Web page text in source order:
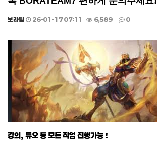
보라팀 26-01-17 07:11 6,589 0
강의, 듀오 등 모든 작업 진행가능 !